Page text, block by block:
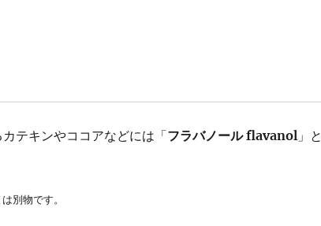
テキンやココアなどには「フラバノール flavanol」
別物です。